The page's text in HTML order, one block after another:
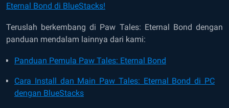
Eternal Bond di BlueStacks!
Teruslah berkembang di Paw Tales: Eternal Bond dengan
panduan mendalam lainnya dari kami:
Panduan Pemula Paw Tales: Eternal Bond
Cara Install dan Main Paw Tales: Eternal Bond di PC
dengan BlueStacks